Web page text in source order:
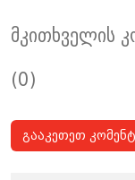
მკითხველის
(0)
გააკეთეთ